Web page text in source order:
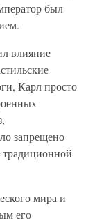
был
влияние
Карл просто
запрещено
традиционной
мира и
его